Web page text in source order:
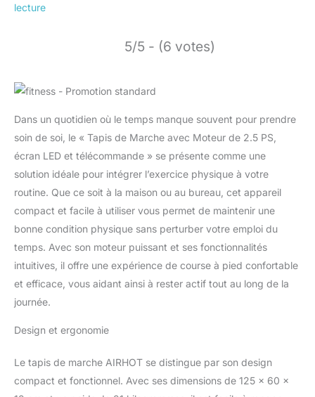
lecture
5/5 - (6 votes)
Dans un quotidien où le temps manque souvent pour prendre
soin de soi, le « Tapis de Marche avec Moteur de 2.5 PS,
écran LED et télécommande » se présente comme une
solution idéale pour intégrer l’exercice physique à votre
routine. Que ce soit à la maison ou au bureau, cet appareil
compact et facile à utiliser vous permet de maintenir une
bonne condition physique sans perturber votre emploi du
temps. Avec son moteur puissant et ses fonctionnalités
intuitives, il offre une expérience de course à pied confortable
et efficace, vous aidant ainsi à rester actif tout au long de la
journée.
Design et ergonomie
Le tapis de marche AIRHOT se distingue par son design
compact et fonctionnel. Avec ses dimensions de 125 x 60 x